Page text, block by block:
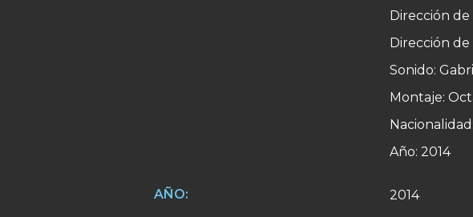
Dirección
Dirección
Sonido:
Montaje:
Año: 2014
AÑO: 2014